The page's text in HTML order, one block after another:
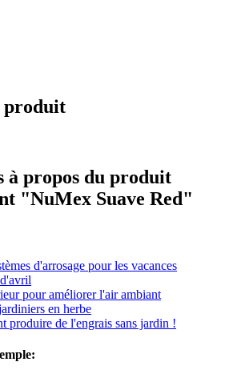
produit
à propos du produit
"NuMex Suave Red"
d'arrosage pour les vacances
pour améliorer l'air ambiant
en herbe
produire de l'engrais sans jardin !